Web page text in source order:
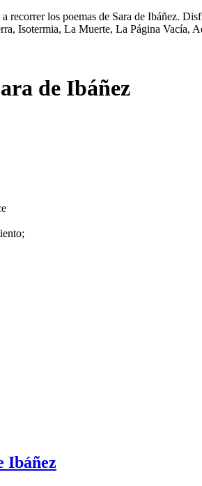
recorrer los poemas de Sara de Ibáñez.
Isotermia, La Muerte, La Página Vacía,
de Ibáñez
Ibáñez